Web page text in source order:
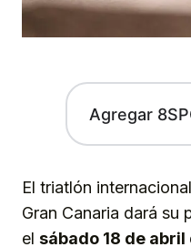
Agregar
El triatlón
Gran Canaria dará su
el sábado 18 de abril